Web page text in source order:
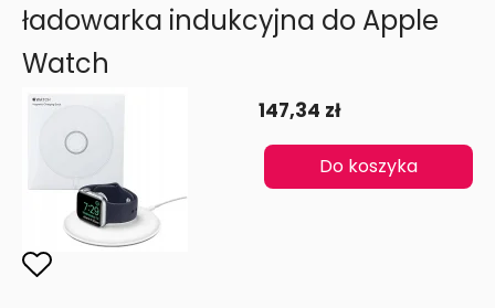
ładowarka indukcyjna do Apple
Watch
147,34 zł
Do koszyka